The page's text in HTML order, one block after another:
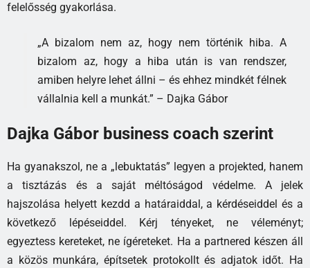
felelősség gyakorlása.
„A bizalom nem az, hogy nem történik hiba. A
bizalom az, hogy a hiba után is van rendszer,
amiben helyre lehet állni – és ehhez mindkét félnek
vállalnia kell a munkát.” – Dajka Gábor
Dajka Gábor business coach szerint
Ha gyanakszol, ne a „lebuktatás” legyen a projekted, hanem
a tisztázás és a saját méltóságod védelme. A jelek
hajszolása helyett kezdd a határaiddal, a kérdéseiddel és a
következő lépéseiddel. Kérj tényeket, ne véleményt;
egyeztess kereteket, ne ígéreteket. Ha a partnered készen áll
a közös munkára, építsetek protokollt és adjatok időt. Ha